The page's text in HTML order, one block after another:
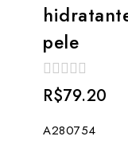
pele
0
out
5
R$79.20
A280754